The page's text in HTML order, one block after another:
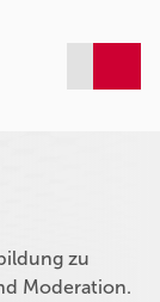
zu
Moderation.